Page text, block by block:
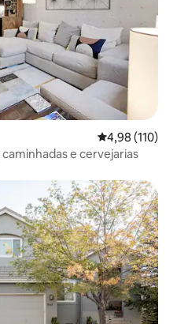
4,98 de uma
4,98 (110)
e cervejarias
hóspedes